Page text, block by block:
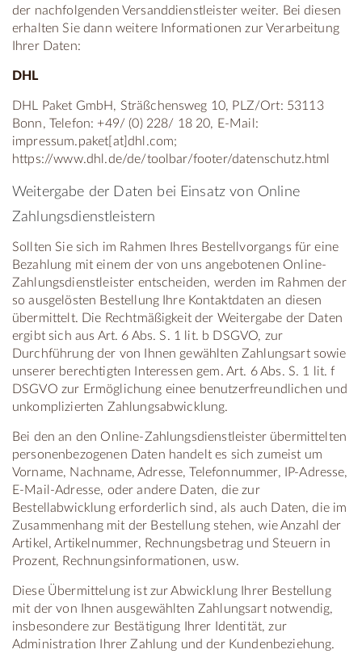
der nachfolgenden Versanddienstleister weiter. Bei diesen
erhalten Sie dann weitere Informationen zur Verarbeitung
Ihrer Daten:
DHL
DHL Paket GmbH, Sträßchensweg 10, PLZ/Ort: 53113
Bonn, Telefon: +49/ (0) 228/ 18 20, E-Mail:
impressum.paket[at]dhl.com;
https://www.dhl.de/de/toolbar/footer/datenschutz.html
Weitergabe der Daten bei Einsatz von Online
Zahlungsdienstleistern
Sollten Sie sich im Rahmen Ihres Bestellvorgangs für eine
Bezahlung mit einem der von uns angebotenen Online-
Zahlungsdienstleister entscheiden, werden im Rahmen der
so ausgelösten Bestellung Ihre Kontaktdaten an diesen
übermittelt. Die Rechtmäßigkeit der Weitergabe der Daten
ergibt sich aus Art. 6 Abs. S. 1 lit. b DSGVO, zur
Durchführung der von Ihnen gewählten Zahlungsart sowie
unserer berechtigten Interessen gem. Art. 6 Abs. S. 1 lit. f
DSGVO zur Ermöglichung einee benutzerfreundlichen und
unkomplizierten Zahlungsabwicklung.
Bei den an den Online-Zahlungsdienstleister übermittelten
personenbezogenen Daten handelt es sich zumeist um
Vorname, Nachname, Adresse, Telefonnummer, IP-Adresse,
E-Mail-Adresse, oder andere Daten, die zur
Bestellabwicklung erforderlich sind, als auch Daten, die im
Zusammenhang mit der Bestellung stehen, wie Anzahl der
Artikel, Artikelnummer, Rechnungsbetrag und Steuern in
Prozent, Rechnungsinformationen, usw.
Diese Übermittelung ist zur Abwicklung Ihrer Bestellung
mit der von Ihnen ausgewählten Zahlungsart notwendig,
insbesondere zur Bestätigung Ihrer Identität, zur
Administration Ihrer Zahlung und der Kundenbeziehung.